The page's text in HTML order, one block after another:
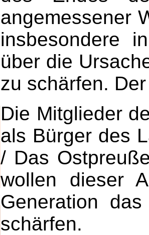
angemessener
insbesondere
über die
zu schärfen.
Die Mitglieder
als Bürger des
/ Das
wollen dieser
Generation
schärfen.